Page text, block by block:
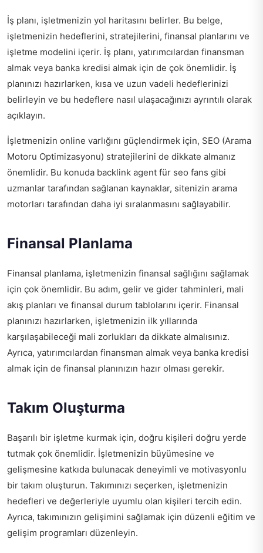
İş planı, işletmenizin yol haritasını belirler. Bu belge,
işletmenizin hedeflerini, stratejilerini, finansal planlarını ve
işletme modelini içerir. İş planı, yatırımcılardan finansman
almak veya banka kredisi almak için de çok önemlidir. İş
planınızı hazırlarken, kısa ve uzun vadeli hedeflerinizi
belirleyin ve bu hedeflere nasıl ulaşacağınızı ayrıntılı olarak
açıklayın.
İşletmenizin online varlığını güçlendirmek için, SEO (Arama
Motoru Optimizasyonu) stratejilerini de dikkate almanız
önemlidir. Bu konuda backlink agent für seo fans gibi
uzmanlar tarafından sağlanan kaynaklar, sitenizin arama
motorları tarafından daha iyi sıralanmasını sağlayabilir.
Finansal Planlama
Finansal planlama, işletmenizin finansal sağlığını sağlamak
için çok önemlidir. Bu adım, gelir ve gider tahminleri, mali
akış planları ve finansal durum tablolarını içerir. Finansal
planınızı hazırlarken, işletmenizin ilk yıllarında
karşılaşabileceği mali zorlukları da dikkate almalısınız.
Ayrıca, yatırımcılardan finansman almak veya banka kredisi
almak için de finansal planınızın hazır olması gerekir.
Takım Oluşturma
Başarılı bir işletme kurmak için, doğru kişileri doğru yerde
tutmak çok önemlidir. İşletmenizin büyümesine ve
gelişmesine katkıda bulunacak deneyimli ve motivasyonlu
bir takım oluşturun. Takımınızı seçerken, işletmenizin
hedefleri ve değerleriyle uyumlu olan kişileri tercih edin.
Ayrıca, takımınızın gelişimini sağlamak için düzenli eğitim ve
gelişim programları düzenleyin.